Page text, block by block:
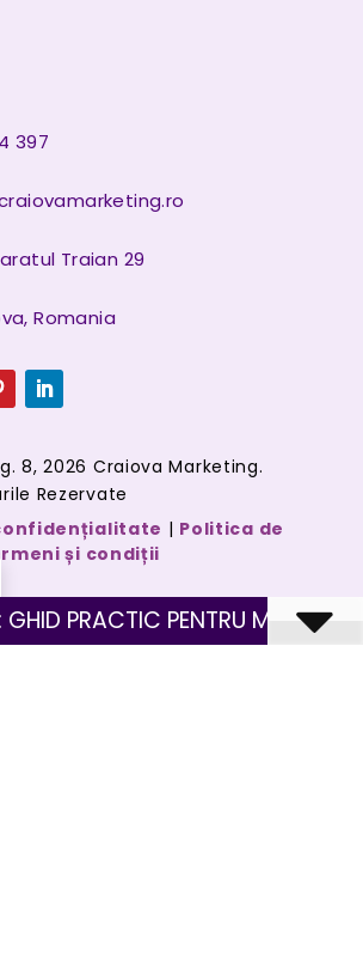
397
Traian 29
Romania
8, 2026 Craiova Marketing.
Rezervate
| Politica de
și condiții
MAGAZINE CU PRODUSE